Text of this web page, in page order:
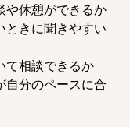
や休憩ができるか
ときに聞きやすい
て相談できるか
自分のペースに合